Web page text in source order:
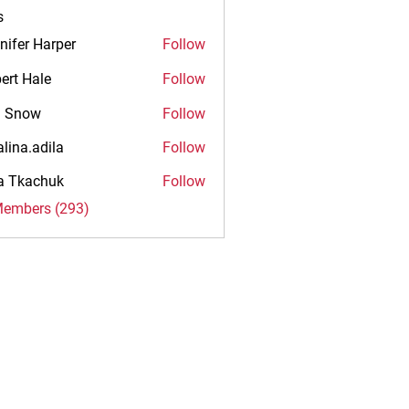
Harper
Follow
Hale
Follow
Snow
Follow
Follow
Tkachuk
Follow
(293)